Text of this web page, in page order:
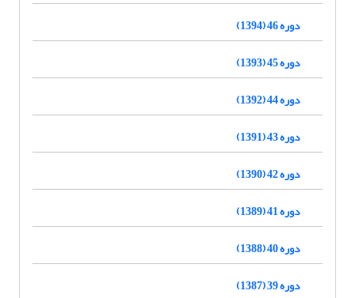
دوره 46 (1394)
دوره 45 (1393)
دوره 44 (1392)
دوره 43 (1391)
دوره 42 (1390)
دوره 41 (1389)
دوره 40 (1388)
دوره 39 (1387)